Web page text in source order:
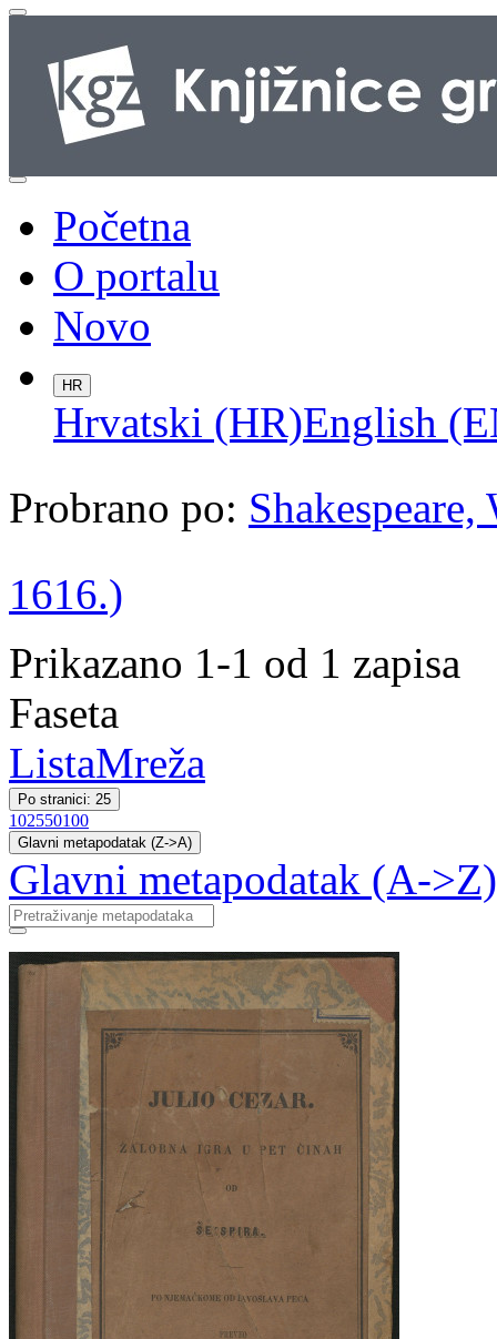
Početna
O portalu
Novo
HR
Hrvatski (HR)English
Probrano po:
1616.)
Prikazano 1-1 od 1 zapisa
Faseta
ListaMreža
Po stranici: 25
102550100
Glavni metapodatak (Z->A)
Glavni metapodatak (A->Z)